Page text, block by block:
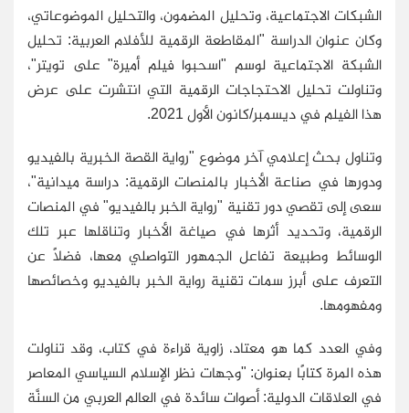
الشبكات الاجتماعية، وتحليل المضمون، والتحليل الموضوعاتي،
وكان عنوان الدراسة "المقاطعة الرقمية للأفلام العربية: تحليل
الشبكة الاجتماعية لوسم "اسحبوا فيلم أميرة" على تويتر"،
وتناولت تحليل الاحتجاجات الرقمية التي انتشرت على عرض
هذا الفيلم في ديسمبر/كانون الأول 2021.
وتناول بحث إعلامي آخر موضوع "رواية القصة الخبرية بالفيديو
ودورها في صناعة الأخبار بالمنصات الرقمية: دراسة ميدانية"،
سعى إلى تقصي دور تقنية "رواية الخبر بالفيديو" في المنصات
الرقمية، وتحديد أثرها في صياغة الأخبار وتناقلها عبر تلك
الوسائط وطبيعة تفاعل الجمهور التواصلي معها، فضلًا عن
التعرف على أبرز سمات تقنية رواية الخبر بالفيديو وخصائصها
ومفهومها.
وفي العدد كما هو معتاد، زاوية قراءة في كتاب، وقد تناولت
هذه المرة كتابًا بعنوان: "وجهات نظر الإسلام السياسي المعاصر
في العلاقات الدولية: أصوات سائدة في العالم العربي من السنَّة